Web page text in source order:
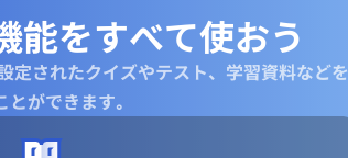
能をすべて使おう
定されたクイズやテスト、学習資料などを
とができます｡